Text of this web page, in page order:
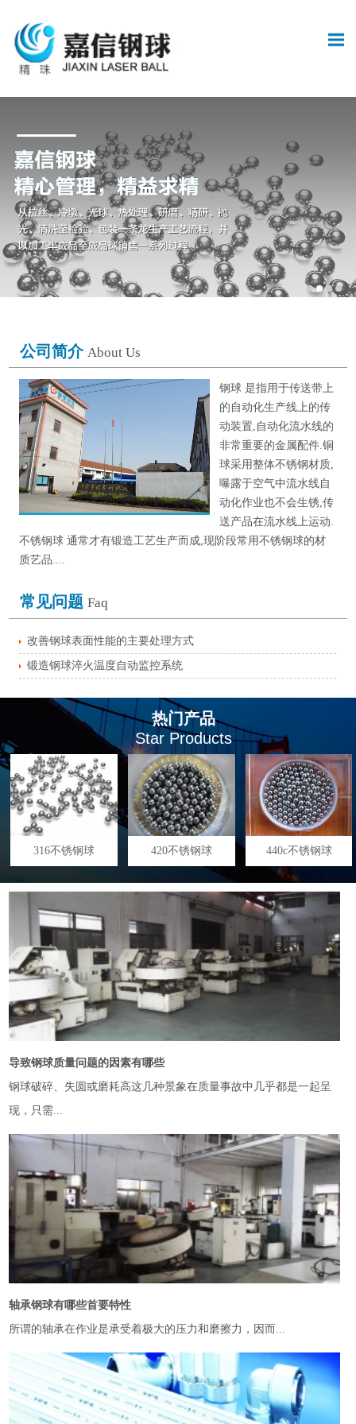
公司简介 About Us
钢球 是指用于传送带上
的自动化生产线上的传
动装置,自动化流水线的
非常重要的金属配件.铜
球采用整体不锈钢材质,
曝露于空气中流水线自
动化作业也不会生锈,传
送产品在流水线上运动.
不锈钢球 通常才有锻造工艺生产而成,现阶段常用不锈钢球的材
质艺品....
常见问题 Faq
改善钢球表面性能的主要处理方式
锻造钢球淬火温度自动监控系统
热门产品
Star Products
316不锈钢球 420不锈钢球 440c不锈钢球
导致钢球质量问题的因素有哪些
钢球破碎、失圆或磨耗高这几种景象在质量事故中几乎都是一起呈
现，只需...
轴承钢球有哪些首要特性
所谓的轴承在作业是承受着极大的压力和磨擦力，因而...